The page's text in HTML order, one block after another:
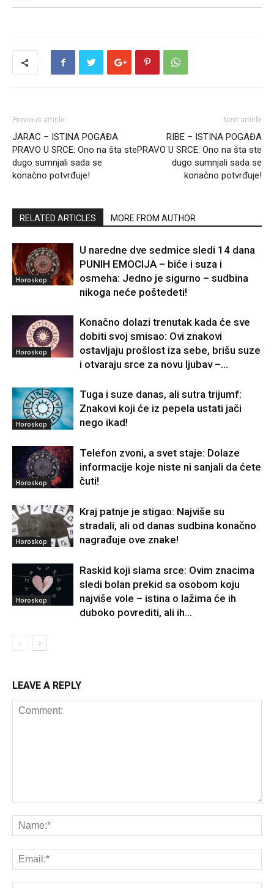
Previous article
JARAC – ISTINA POGAĐA
PRAVO U SRCE: Ono na šta ste
dugo sumnjali sada se
konačno potvrđuje!
Next article
RIBE – ISTINA POGAĐA
PRAVO U SRCE: Ono na šta ste
dugo sumnjali sada se
konačno potvrđuje!
RELATED ARTICLES MORE FROM AUTHOR
Horoskop
U naredne dve sedmice sledi 14 dana
PUNIH EMOCIJA – biće i suza i
osmeha: Jedno je sigurno – sudbina
nikoga neće poštedeti!
Horoskop
Konačno dolazi trenutak kada će sve
dobiti svoj smisao: Ovi znakovi
ostavljaju prošlost iza sebe, brišu suze
i otvaraju srce za novu ljubav –...
Horoskop
Tuga i suze danas, ali sutra trijumf:
Znakovi koji će iz pepela ustati jači
nego ikad!
Horoskop
Telefon zvoni, a svet staje: Dolaze
informacije koje niste ni sanjali da ćete
čuti!
Horoskop
Kraj patnje je stigao: Najviše su
stradali, ali od danas sudbina konačno
nagrađuje ove znake!
Horoskop
Raskid koji slama srce: Ovim znacima
sledi bolan prekid sa osobom koju
najviše vole – istina o lažima će ih
duboko povrediti, ali ih...
LEAVE A REPLY